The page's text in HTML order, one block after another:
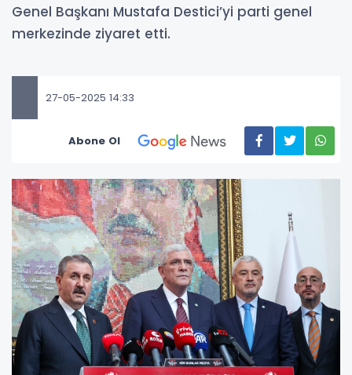
Genel Başkanı Mustafa Destici’yi parti genel
merkezinde ziyaret etti.
27-05-2025 14:33
Abone Ol